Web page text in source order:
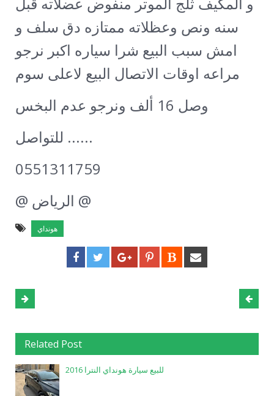
سنه ونص وعظلاته ممتازه دق سلف و
امش سبب البيع شرا سياره اكبر نرجو
مراعه اوقات الاتصال البيع لاعلى سوم
وصل 16 ألف ونرجو عدم البخس
للتواصل ......
0551311759
@ الرياض @
هونداي
Related Post
للبيع سيارة هونداي النترا 2016